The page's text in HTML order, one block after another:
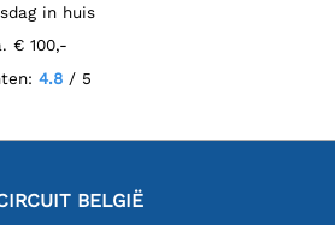
in huis
€ 100,-
4.8 / 5
BELGIË